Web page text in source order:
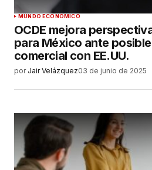
MUNDO ECONÓMICO
OCDE mejora
para México ante
comercial con EE.UU.
por Jair Velázquez03 de junio de 2025